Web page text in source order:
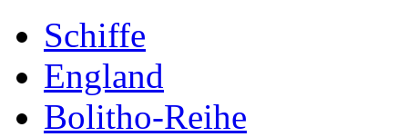
Schiffe
England
Bolitho-Reihe